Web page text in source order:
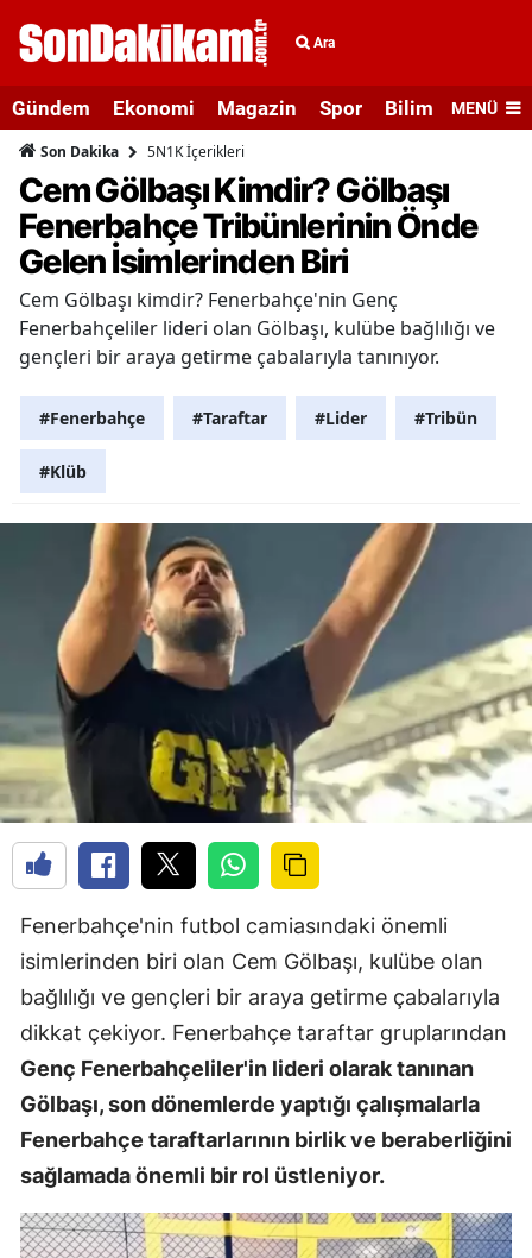
Ara
Gündem Ekonomi Magazin Spor Bilim veMENÜ
Son Dakika 5N1K İçerikleri
Cem Gölbaşı Kimdir? Gölbaşı
Fenerbahçe Tribünlerinin Önde
Gelen İsimlerinden Biri
Cem Gölbaşı kimdir? Fenerbahçe'nin Genç
Fenerbahçeliler lideri olan Gölbaşı, kulübe bağlılığı ve
gençleri bir araya getirme çabalarıyla tanınıyor.
#Fenerbahçe #Taraftar #Lider #Tribün
#Klüb
Fenerbahçe'nin futbol camiasındaki önemli
isimlerinden biri olan Cem Gölbaşı, kulübe olan
bağlılığı ve gençleri bir araya getirme çabalarıyla
dikkat çekiyor. Fenerbahçe taraftar gruplarından
Genç Fenerbahçeliler'in lideri olarak tanınan
Gölbaşı, son dönemlerde yaptığı çalışmalarla
Fenerbahçe taraftarlarının birlik ve beraberliğini
sağlamada önemli bir rol üstleniyor.